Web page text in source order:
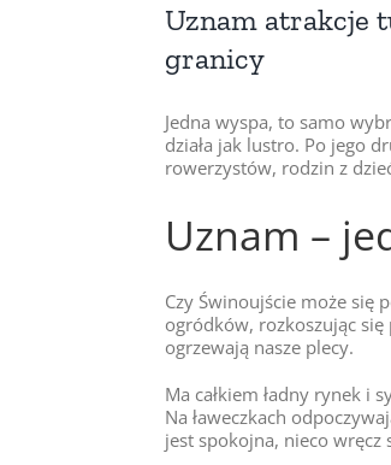
Uznam atrakcje
granicy
Jedna wyspa, to samo
działa jak lustro. Po jego
rowerzystów, rodzin z
Uznam –
Czy Świnoujście może się
ogródków, rozkoszując
ogrzewają nasze plecy.
Ma całkiem ładny rynek i
Na ławeczkach
jest spokojna, nieco wręcz